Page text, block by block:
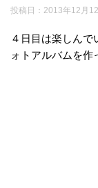
投稿日： 2013年12月
４日目は楽しんで
ォトアルバムを作